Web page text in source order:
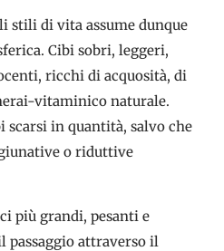
stili di vita assume dunque
Cibi sobri, leggeri,
ricchi di acquosità, di
vitaminico naturale.
scarsi in quantità, salvo che
o riduttive
più grandi, pesanti e
attraverso il